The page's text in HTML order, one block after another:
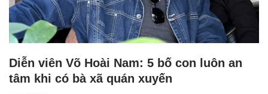
Diễn viên Võ Hoài Nam: 5 bố con luôn an
tâm khi có bà xã quán xuyến